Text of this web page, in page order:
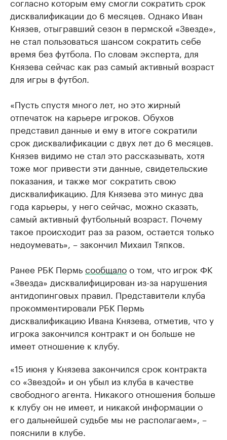
дисквалификации до 6 месяцев. Однако Иван
Князев, отыгравший сезон в пермской «Звезде»,
не стал пользоваться шансом сократить себе
время без футбола. По словам эксперта, для
Князева сейчас как раз самый активный возраст
для игры в футбол.
«Пусть спустя много лет, но это жирный
отпечаток на карьере игроков. Обухов
представил данные и ему в итоге сократили
срок дисквалификации с двух лет до 6 месяцев.
Князев видимо не стал это рассказывать, хотя
тоже мог привести эти данные, свидетельские
показания, и также мог сократить свою
дисквалификацию. Для Князева это минус два
года карьеры, у него сейчас, можно сказать,
самый активный футбольный возраст. Почему
такое происходит раз за разом, остается только
недоумевать», – закончил Михаил Тяпков.
Ранее РБК Пермьсообщалоо том, что игрок ФК
«Звезда» дисквалифицирован из-за нарушения
антидопинговых правил. Представители клуба
прокомментировали РБК Пермь
дисквалификацию Ивана Князева, отметив, что у
игрока закончился контракт и он больше не
имеет отношение к клубу.
«15 июня у Князева закончился срок контракта
со «Звездой» и он убыл из клуба в качестве
свободного агента. Никакого отношения больше
к клубу он не имеет, и никакой информации о
его дальнейшей судьбе мы не располагаем», –
пояснили в клубе.